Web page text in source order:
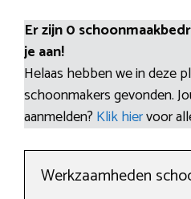
Er zijn 0
je aan!
Helaas hebben we in deze
schoonmakers gevonden.
aanmelden? Klik hiervoor
Werkzaamheden